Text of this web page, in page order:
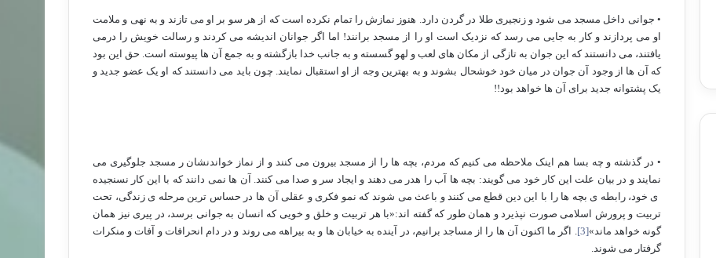
• جوانی داخل مسجد می شود و زنجیری طلا در گردن دارد. هنوز نمازش را تمام نکرده است که از هر سو بر او می تازند و به نهی و ملامت
او می پردازند و کار به جایی می رسد که نزدیک است او را از مسجد برانند! اما اگر جوانان اندیشه می کردند و رسالت خویش را درمی
یافتند، می دانستند که این جوان به تازگی از مکان های لعب و لهو گسسته و به جانب خدا بازگشته و به جمع آن ها پیوسته است. حق این بود
که آن ها از وجود آن جوان در میان خود خوشحال بشوند و به بهترین وجه از او استقبال نمایند. چون باید می دانستند که او یک عضو جدید و
یک پشتوانه جدید برای آن ها خواهد بود!!
• در گذشته و چه بسا هم اینک ملاحظه می کنیم که مردم، بچه ها را از مسجد بیرون می کنند و از نماز خواندنشان ر مسجد جلوگیری می
نمایند و در بیان علت این کار خود می گویند: بچه ها آب را هدر می دهند و ایجاد سر و صدا می کنند. آن ها نمی دانند که با این کار نسنجیده
ی خود، رابطه ی بچه ها را با این دین قطع می کنند و باعث می شوند که نمو فکری و عقلی آن ها در حساس ترین مرحله ی زندگی، تحت
تربیت و پرورش اسلامی صورت نپذیرد و همان طور که گفته اند:«با هر تربیت و خلق و خویی که انسان به جوانی برسد، در پیری نیز همان
گونه خواهد ماند»[3]. اگر ما اکنون آن ها را از مساجد برانیم، در آینده به خیابان ها و به بیراهه می روند و در دام انحرافات و آفات و منکرات
گرفتار می شوند.